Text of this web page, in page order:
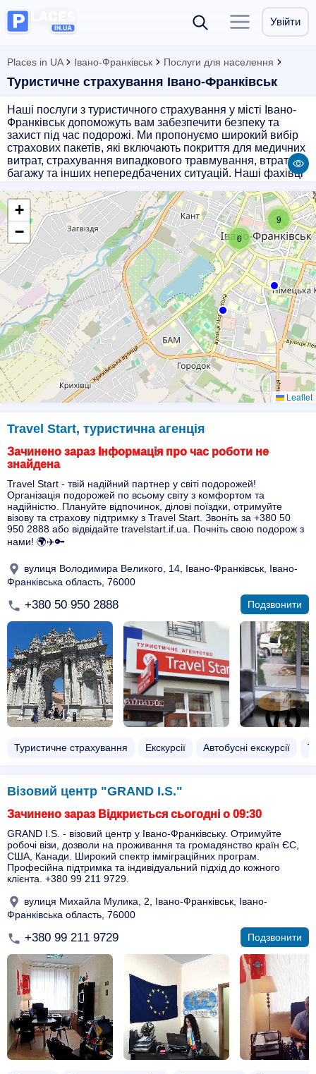
Увійти
Places in UA Івано-Франківськ Послуги для населення
Туристичне страхування Івано-Франківськ
Наші послуги з туристичного страхування у місті Івано-
Франківськ допоможуть вам забезпечити безпеку та
захист під час подорожі. Ми пропонуємо широкий вибір
страхових пакетів, які включають покриття для медичних
витрат, страхування випадкового травмування, втрати
багажу та інших непередбачених ситуацій. Наші фахівці
страхування, щоб ви могли насолоджуватися
подорожжю, не маючи страху за своє здоров'я та майно.
Оберіть надійність та комфорт з нашим туристичним
страхуванням!
9
6
+
−
Leaflet
Travel Start, туристична агенція
Зачинено зараз Інформація про час роботи не
знайдена
Travel Start - твій надійний партнер у світі подорожей!
Організація подорожей по всьому світу з комфортом та
надійністю. Плануйте відпочинок, ділові поїздки, отримуйте
візову та страхову підтримку з Travel Start. Звоніть за +380 50
950 2888 або відвідайте travelstart.if.ua. Почніть свою подорож з
нами! 🌍✈️🔑
вулиця Володимира Великого, 14, Івано-Франківськ, Івано-
Франківська область, 76000
+380 50 950 2888 Подзвонити
Туристичне страхування Екскурсії Автобусні екскурсії
Візовий центр "GRAND I.S."
Зачинено зараз Відкриється сьогодні о 09:30
GRAND I.S. - візовий центр у Івано-Франківську. Отримуйте
робочі візи, дозволи на проживання та громадянство країн ЄС,
США, Канади. Широкий спектр імміграційних програм.
Професійна підтримка та індивідуальний підхід до кожного
клієнта. +380 99 211 9729.
вулиця Михайла Мулика, 2, Івано-Франківськ, Івано-
Франківська область, 76000
+380 99 211 9729 Подзвонити